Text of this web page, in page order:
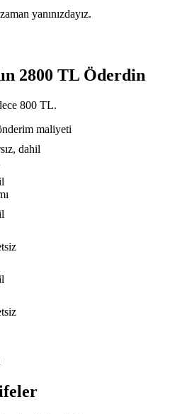
yanınızdayız.
2800 TL Öderdin
800 TL.
maliyeti
dahil